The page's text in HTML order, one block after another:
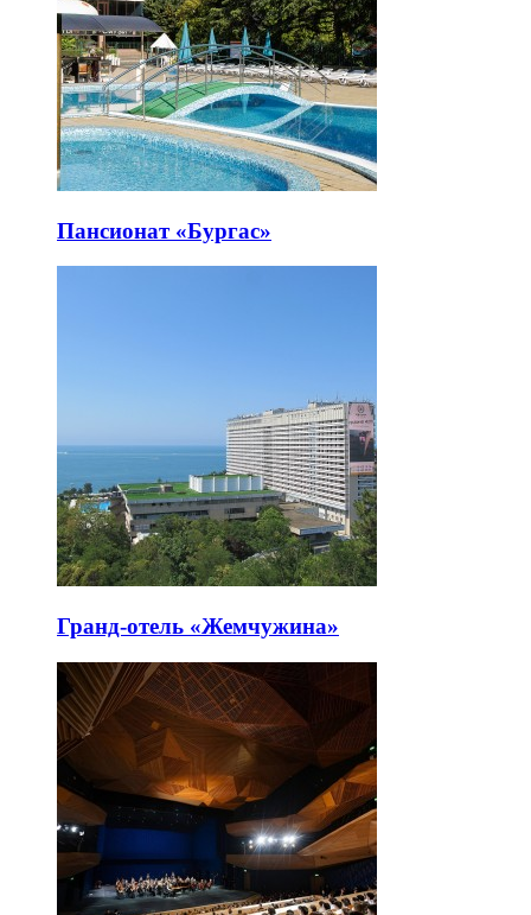
Пансионат «Бургас»
Гранд-отель «Жемчужина»